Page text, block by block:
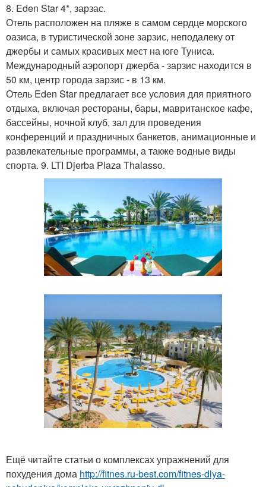
8. Eden Star 4*, зарзас.
Отель расположен на пляже в самом сердце морского
оазиса, в туристической зоне зарзис, неподалеку от
джербы и самых красивых мест на юге Туниса.
Международный аэропорт джерба - зарзис находится в
50 км, центр города зарзис - в 13 км.
Отель Eden Star предлагает все условия для приятного
отдыха, включая рестораны, бары, мавританское кафе,
бассейны, ночной клуб, зал для проведения
конференций и праздничных банкетов, анимационные и
развлекательные программы, а также водные виды
спорта. 9. LTI Djerba Plaza Thalasso.
Ещё читайте статьи о комплексах упражнений для
похудения дома http://fitnes.ru-best.com/fitnes-dlya-